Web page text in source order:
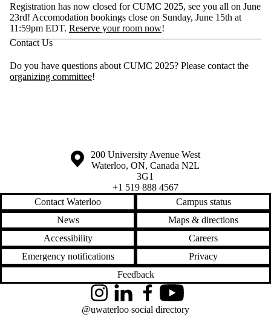
Registration has now closed for CUMC 2025, see you all on June
23rd! Accomodation bookings close on Sunday, June 15th at
11:59pm EDT. Reserve your room now!
Contact Us
Do you have questions about CUMC 2025? Please contact the
organizing committee!
Information about the University of Waterloo
Campus map
200 University Avenue West
Waterloo, ON, Canada N2L
3G1
+1 519 888 4567
Contact Waterloo
Campus status
News
Maps & directions
Accessibility
Careers
Emergency notifications
Privacy
Feedback
InstagramLinkedInFacebookYouTube
@uwaterloo social directory